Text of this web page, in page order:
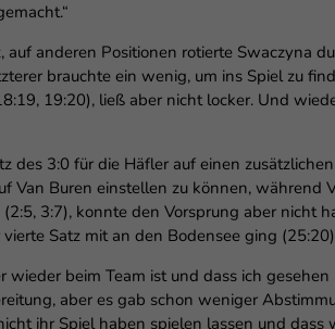
auf anderen Positionen rotierte Swaczyna
brauchte ein wenig, um ins Spiel zu
19:20), ließ aber nicht locker. Und
des 3:0 für die Häfler auf einen
Van Buren einstellen zu können,
3:7), konnte den Vorsprung aber nicht
vierte Satz mit an den Bodensee ging
wieder beim Team ist und dass ich
aber es gab schon weniger
ihr Spiel haben spielen lassen und